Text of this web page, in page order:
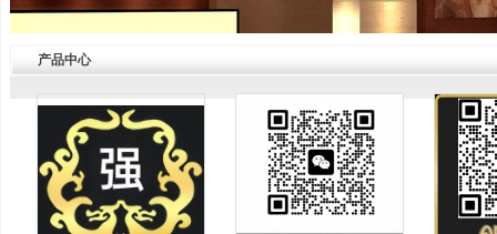
产品中心